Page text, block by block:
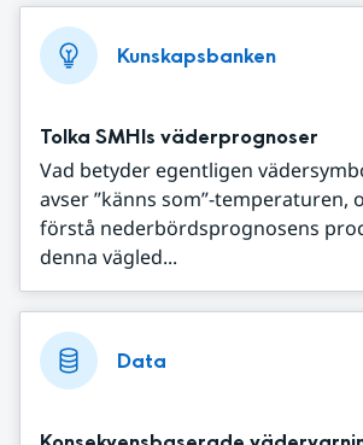
Kunskapsbanken
Tolka SMHIs väderprognoser
Vad betyder egentligen
avser ”känns som”-temperaturen,
förstå nederbördsprognosens
denna vägled...
Data